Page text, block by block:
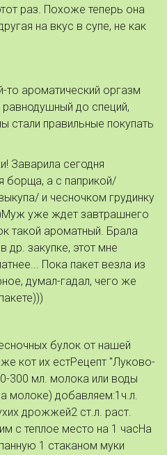
раз. Похоже теперь она
на вкус в супе, не как
то ароматический оргазм
до специй,
стали правильные покупать
Заварила сегодня
борща, а с паприкой/
и чесночком грудинку
уже ждет завтрашнего
такой ароматный. Брала
др. закупке, этот мне
Пока пакет везла из
думал-гадал, чего же
булок от нашей
кот их естРецепт "Луково-
300 мл. молока или воды
молоке) добавляем:1ч.л.
дрожжей2 ст.л. раст.
с теплое место на 1 часНа
1 стаканом муки